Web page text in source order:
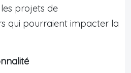
projets de
qui pourraient impacter la